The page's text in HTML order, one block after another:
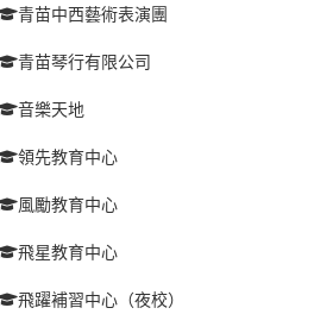
青苗中西藝術表演團
青苗琴行有限公司
音樂天地
領先教育中心
風勵教育中心
飛星教育中心
飛躍補習中心（夜校）